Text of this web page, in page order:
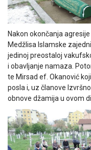
Nakon okončanja
Medžlisa Islamske
jedinoj preostaloj
i obavljanje namaza.
te Mirsad ef. Okanović
posla i, uz članove
obnove džamija u ovom